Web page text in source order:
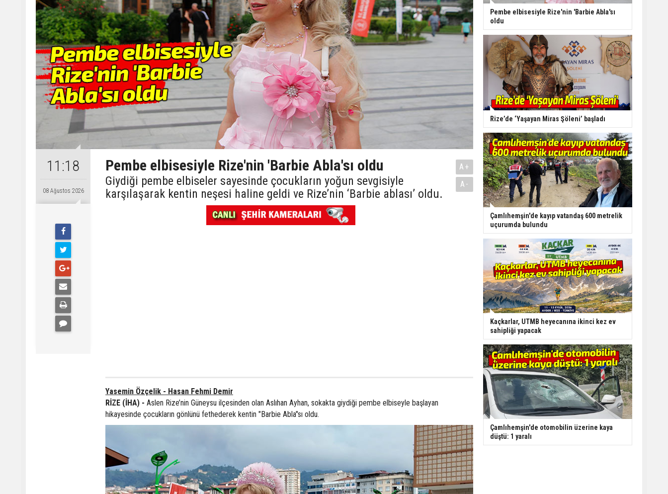
11:18
08 Ağustos 2026
Pembe elbisesiyle Rize'nin 'Barbie Abla'sı oldu
Giydiği pembe elbiseler sayesinde çocukların yoğun sevgisiyle
karşılaşarak kentin neşesi haline geldi ve Rize’nin ‘Barbie ablası’ oldu.
A+
A-
Yasemin Özçelik - Hasan Fehmi Demir
RİZE (İHA) - Aslen Rize’nin Güneysu ilçesinden olan Aslıhan Ayhan, sokakta giydiği pembe elbiseyle başlayan
hikayesinde çocukların gönlünü fethederek kentin "Barbie Abla"sı oldu.
Pembe elbisesiyle Rize'nin 'Barbie Abla'sı
oldu
Rize’de ‘Yaşayan Miras Şöleni’ başladı
Çamlıhemşin'de kayıp vatandaş 600 metrelik
uçurumda bulundu
Kaçkarlar, UTMB heyecanına ikinci kez ev
sahipliği yapacak
Çamlıhemşin'de otomobilin üzerine kaya
düştü: 1 yaralı